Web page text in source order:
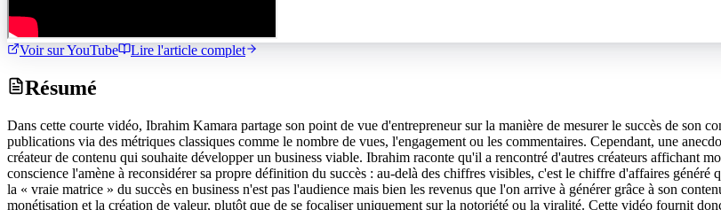
Voir sur YouTube Lire l'article complet
Résumé
Dans cette courte vidéo, Ibrahim Kamara partage son point de vue d'entrepreneur sur la manière de mesurer le succès de son
publications via des métriques classiques comme le nombre de vues, l'engagement ou les commentaires. Cependant, une
créateur de contenu qui souhaite développer un business viable. Ibrahim raconte qu'il a rencontré d'autres créateurs affichant
conscience l'amène à reconsidérer sa propre définition du succès : au-delà des chiffres visibles, c'est le chiffre d'affaires
la « vraie matrice » du succès en business n'est pas l'audience mais bien les revenus que l'on arrive à générer grâce à son
monétisation et la création de valeur, plutôt que de se focaliser uniquement sur la notoriété ou la viralité. Cette vidéo fournit